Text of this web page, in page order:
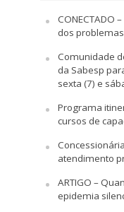
CONECTADO
dos
Comunidade
da Sabesp
sexta (7) e
Programa
cursos de
atendimento
ARTIGO –
epidemia